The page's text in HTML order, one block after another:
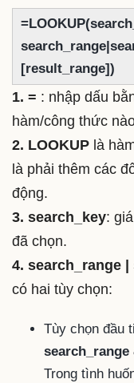
[result_range])
1. = : nhập dấu
hàm/công thức
2. LOOKUP là
là phải thêm các
động.
3. search_key:
đã chọn.
4. search_range
có hai tùy chọn:
Tùy chọn đầu
search_range
Trong tình